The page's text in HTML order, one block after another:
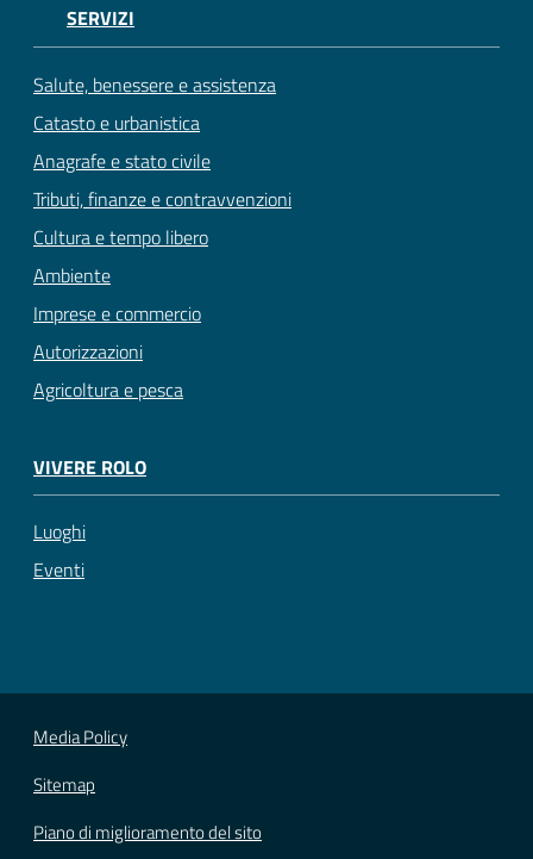
SERVIZI
Salute, benessere e assistenza
Catasto e urbanistica
Anagrafe e stato civile
Tributi, finanze e contravvenzioni
Cultura e tempo libero
Ambiente
Imprese e commercio
Autorizzazioni
Agricoltura e pesca
VIVERE ROLO
Luoghi
Eventi
Media Policy
Sitemap
Piano di miglioramento del sito